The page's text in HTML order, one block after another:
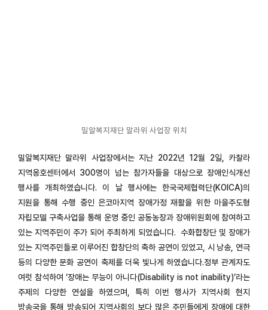
밀알복지재단 말라위 사업장 위치
밀알복지재단 말라위 사업장에서는 지난 2022년 12월 2일, 카찰라
지역옹호센터에서 300명이 넘는 참가자들을 대상으로 장애인식개선
행사를 개최하였습니다. 이 날 행사에는 한국국제협력단(KOICA)의
지원을 통해 수행 중인 은코마지역 장애가정 재활을 위한 마을주도형
자립모델 구축사업을 통해 운영 중인 공동농장과 장애위원회에 참여하고
있는 지역주민이 주가 되어 주최하게 되었습니다. 수화합창단 및 장애가
있는 지역주민들로 이루어진 합창단의 축하 공연이 있었고, 시 낭송, 연극
등의 다양한 문화 공연이 축제를 더욱 빛나게 하였습니다.정부 관계자도
여럿 참석하여 ‘장애는 무능이 아니다(Disability is not inability)’라는
주제의 다양한 연설을 하였으며, 특히 이번 행사가 지역사회 현지
방송국을 통해 방송되어 지역사회의 보다 많은 주민들에게 장애에 대한